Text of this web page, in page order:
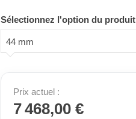
Sélectionnez l'option du produit
44 mm
Prix actuel :
7 468,00 €